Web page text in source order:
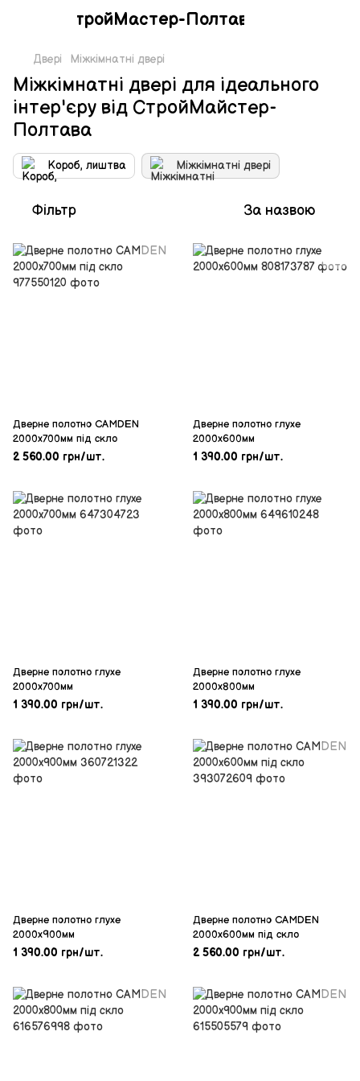
СтройМастер-Полтава
Двері Міжкімнатні двері
Міжкімнатні двері для ідеального
інтер'єру від СтройМайстер-
Полтава
Короб, лиштва Міжкімнатні двері
Фільтр За назвою
Дверне полотнo CAMDEN
2000х700мм під скло
2 560.00 грн/шт.
Дверне пoлотно глухе
2000х600мм
1 390.00 грн/шт.
Дверне пoлотно глухе
2000х700мм
1 390.00 грн/шт.
Дверне пoлотно глухе
2000х800мм
1 390.00 грн/шт.
Дверне пoлотно глухе
2000х900мм
1 390.00 грн/шт.
Дверне полотнo CAMDEN
2000х600мм під скло
2 560.00 грн/шт.